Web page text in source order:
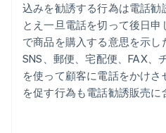
込みを勧誘する行為は電話
とえ一旦電話を切って後日
で商品を購入する意思を示し
SNS、郵便、宅配便、FAX、
を使って顧客に電話をかけ
を促す行為も電話勧誘販売に